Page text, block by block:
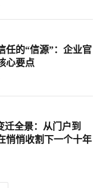
任的“信源”：企业官
心要点
迁全景：从门户到
悄悄收割下一个十年